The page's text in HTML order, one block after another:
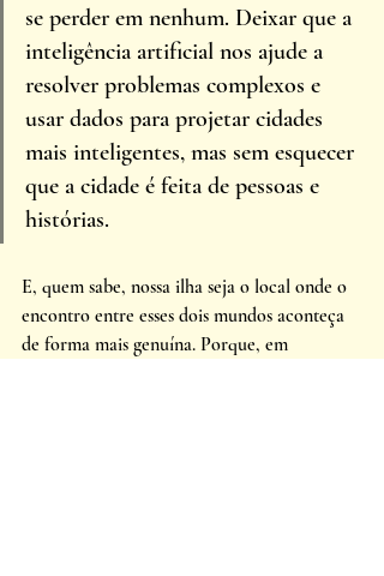
se perder em nenhum. Deixar que a
inteligência artificial nos ajude a
resolver problemas complexos e
usar dados para projetar cidades
mais inteligentes, mas sem esquecer
que a cidade é feita de pessoas e
histórias.
E, quem sabe, nossa ilha seja o local onde o
encontro entre esses dois mundos aconteça
de forma mais genuína. Porque, em